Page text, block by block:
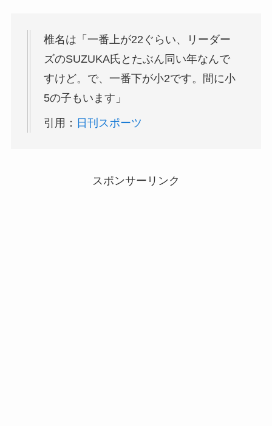
椎名は「一番上が22ぐらい、リーダー
ズのSUZUKA氏とたぶん同い年なんで
すけど。で、一番下が小2です。間に小
5の子もいます」
引用： 日刊スポーツ
スポンサーリンク